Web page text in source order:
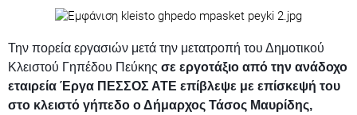
Την πορεία εργασιών μετά την μετατροπή του Δημοτικού
Κλειστού Γηπέδου Πεύκης σε εργοτάξιο από την ανάδοχο
εταιρεία Έργα ΠΕΣΣΟΣ ΑΤΕ επίβλεψε με επίσκεψή του
στο κλειστό γήπεδο ο Δήμαρχος Τάσος Μαυρίδης,